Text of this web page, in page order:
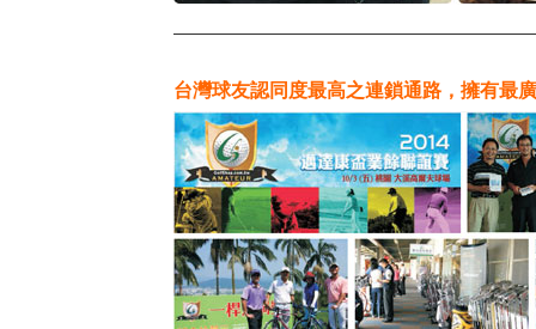
台灣球友認同度最高之連鎖通路，擁有最